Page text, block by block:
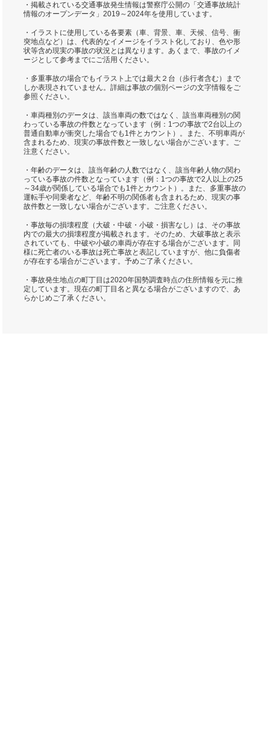
・掲載されている交通事故発生情報は警察庁公開の「交通事故統計
情報のオープンデータ」2019～2024年を使用しています。
・イラストに使用している各要素（車、背景、車、天候、信号、衝
突地点など）は、代表的なイメージをイラスト化しており、色や形
状等含め現実の事故の状況とは異なります。あくまで、事故のイメ
ージとして参考までにご活用ください。
・多重事故の場合でもイラスト上では最大２台（歩行者含む）まで
しか表現されていません。詳細は事故の個別ページの文字情報をご
参照ください。
・車両種別のデータは、該当車両の数ではなく、該当車両種別の関
わっている事故の件数となっています（例：1つの事故で2台以上の
普通自動車が衝突した場合でも1件とカウント）。また、不明車両が
含まれるため、現実の事故件数と一致しない場合がございます。ご
注意ください。
・年齢のデータは、該当年齢の人数ではなく、該当年齢人物の関わ
っている事故の件数となっています（例：1つの事故で2人以上の25
～34歳が関係している場合でも1件とカウント）。また、多重事故の
運転手や同乗者など、年齢不明の関係者も含まれるため、現実の事
故件数と一致しない場合がございます。ご注意ください。
・事故毎の損壊程度（大破・中破・小破・損害なし）は、その事故
内での最大の損壊程度が掲載されます。そのため、大破事故と表示
されていても、中破や小破の車両が存在する場合がございます。同
様に死亡者のいる事故は死亡事故と表記していますが、他に負傷者
が存在する場合がございます。予めご了承ください。
・事故発生地点の町丁目は2020年国勢調査時点の住所情報を元に推
定しています。現在の町丁目名と異なる場合がございますので、あ
らかじめご了承ください。